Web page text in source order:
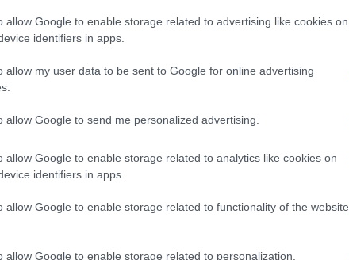
allow Google to enable storage related to advertising like cookies on
identifiers in apps.
allow my user data to be sent to Google for online advertising
allow Google to send me personalized advertising.
allow Google to enable storage related to analytics like cookies on
identifiers in apps.
allow Google to enable storage related to functionality of the website
allow Google to enable storage related to personalization.
lavora davvero, cioè gli italiani che devono
dello Stato ha già avvisato: dalle
Garantite le solite fasce 6-9 e
Cotral (fermi dalle 8.30 alle 17 e dalle
il settore aereo. Un Paese intero
la tutela dei lavoratori con una